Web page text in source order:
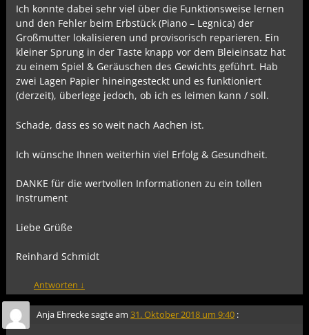
Ich konnte dabei sehr viel über die Funktionsweise lernen
und den Fehler beim Erbstück (Piano – Legnica) der
Großmutter lokalisieren und provisorisch reparieren. Ein
kleiner Sprung in der Taste knapp vor dem Bleieinsatz hat
zu einem Spiel & Geräuschen des Gewichts geführt. Hab
zwei Lagen Papier hineingesteckt und es funktioniert
(derzeit), überlege jedoch, ob ich es leimen kann / soll.
Schade, dass es so weit nach Aachen ist.
Ich wünsche Ihnen weiterhin viel Erfolg & Gesundheit.
DANKE für die wertvollen Informationen zu ein tollen
Instrument
Liebe Grüße
Reinhard Schmidt
Antworten ↓
Anja Ehreckesagte am 31. Oktober 2018 um 9:40 :